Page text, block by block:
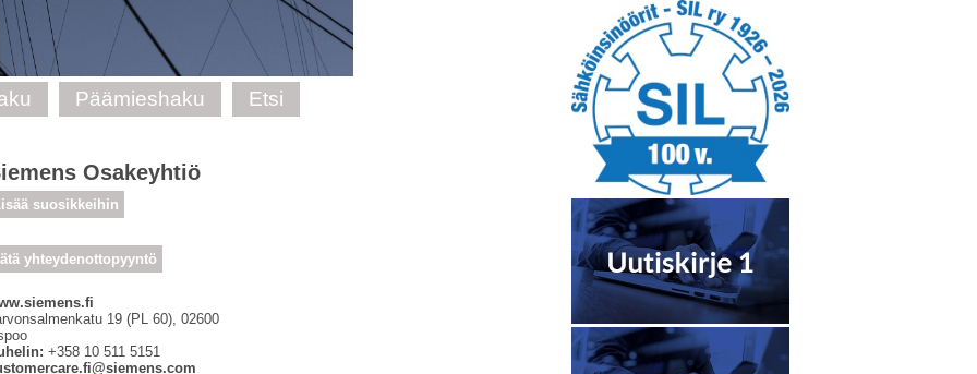
Päämieshaku Etsi
Osakeyhtiö
suosikkeihin
yhteydenottopyyntö
19 (PL 60) 02600
+358 10 511 5151